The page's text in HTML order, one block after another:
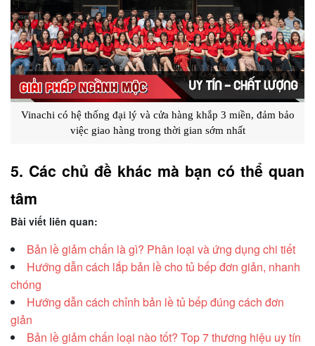
Vinachi có hệ thống đại lý và cửa hàng khắp 3 miền, đảm bảo
việc giao hàng trong thời gian sớm nhất
5. Các chủ đề khác mà bạn có thể quan
tâm
Bài viết liên quan:
Bản lề giảm chấn là gì? Phân loại và ứng dụng chi tiết
Hướng dẫn cách lắp bản lề cho tủ bếp đơn giản, nhanh
chóng
Hướng dẫn cách chỉnh bản lề tủ bếp đúng cách đơn
giản
Bản lề giảm chấn loại nào tốt? Top 7 thương hiệu uy tín